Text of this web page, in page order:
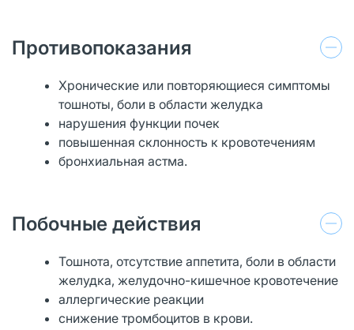
Противопоказания
Хронические или повторяющиеся симптомы
тошноты, боли в области желудка
нарушения функции почек
повышенная склонность к кровотечениям
бронхиальная астма.
Побочные действия
Тошнота, отсутствие аппетита, боли в области
желудка, желудочно-кишечное кровотечение
аллергические реакции
снижение тромбоцитов в крови.